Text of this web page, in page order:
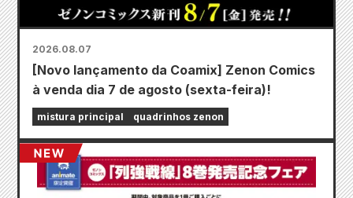
2026.08.07
[Novo lançamento da Coamix] Zenon Comics
à venda dia 7 de agosto (sexta-feira)!
mistura principal quadrinhos zenon